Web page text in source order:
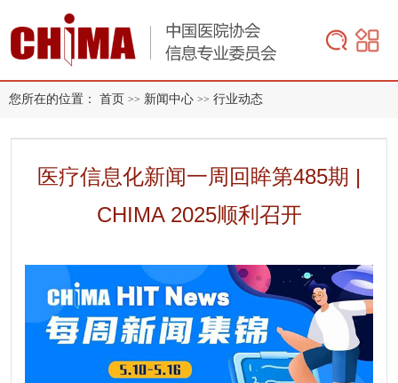
您所在的位置： 首页 >> 新闻中心 >> 行业动态
医疗信息化新闻一周回眸第485期 |
CHIMA 2025顺利召开